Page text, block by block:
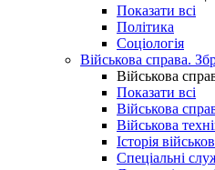
Показати всі
Політика
Соціологія
Військова справа.
Військова
Показати всі
Військова
Військова
Історія
Спеціальні